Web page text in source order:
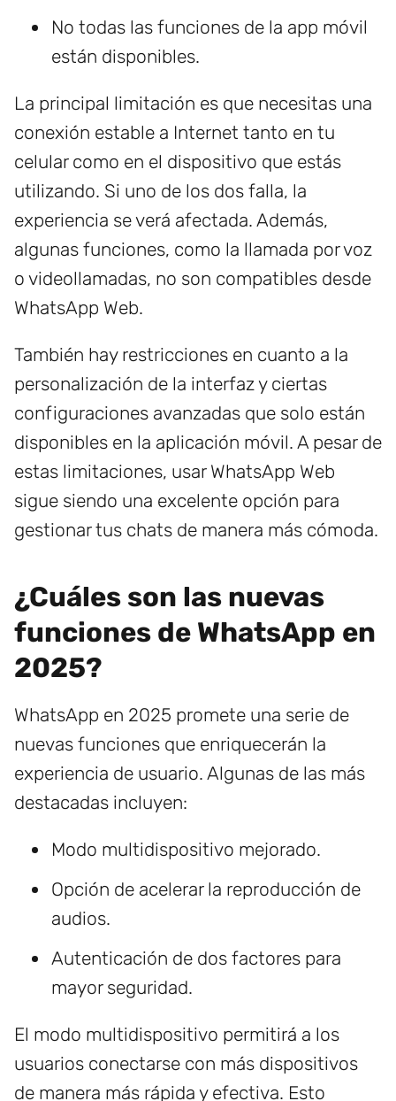
No todas las funciones de la app móvil
están disponibles.
La principal limitación es que necesitas una
conexión estable a Internet tanto en tu
celular como en el dispositivo que estás
utilizando. Si uno de los dos falla, la
experiencia se verá afectada. Además,
algunas funciones, como la llamada por voz
o videollamadas, no son compatibles desde
WhatsApp Web.
También hay restricciones en cuanto a la
personalización de la interfaz y ciertas
configuraciones avanzadas que solo están
disponibles en la aplicación móvil. A pesar de
estas limitaciones, usar WhatsApp Web
sigue siendo una excelente opción para
gestionar tus chats de manera más cómoda.
¿Cuáles son las nuevas
funciones de WhatsApp en
2025?
WhatsApp en 2025 promete una serie de
nuevas funciones que enriquecerán la
experiencia de usuario. Algunas de las más
destacadas incluyen:
Modo multidispositivo mejorado.
Opción de acelerar la reproducción de
audios.
Autenticación de dos factores para
mayor seguridad.
El modo multidispositivo permitirá a los
usuarios conectarse con más dispositivos
de manera más rápida y efectiva. Esto